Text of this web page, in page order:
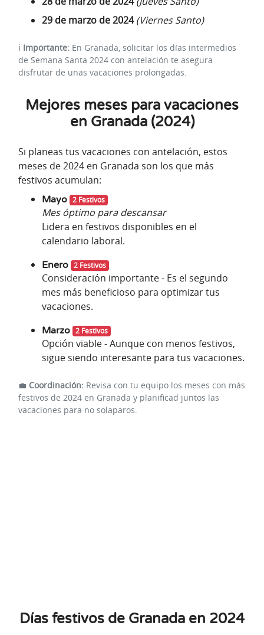
29 de marzo de 2024 (Viernes Santo)
ℹ️ Importante: En Granada, solicitar los días intermedios
de Semana Santa 2024 con antelación te asegura
disfrutar de unas vacaciones prolongadas.
Mejores meses para vacaciones
en Granada (2024)
Si planeas tus vacaciones con antelación, estos
meses de 2024 en Granada son los que más
festivos acumulan:
Mayo 2 Festivos
Mes óptimo para descansar
Lidera en festivos disponibles en el
calendario laboral.
Enero 2 Festivos
Consideración importante - Es el segundo
mes más beneficioso para optimizar tus
vacaciones.
Marzo 2 Festivos
Opción viable - Aunque con menos festivos,
sigue siendo interesante para tus vacaciones.
💼 Coordinación: Revisa con tu equipo los meses con más
festivos de 2024 en Granada y planificad juntos las
vacaciones para no solaparos.
Días festivos de Granada en 2024